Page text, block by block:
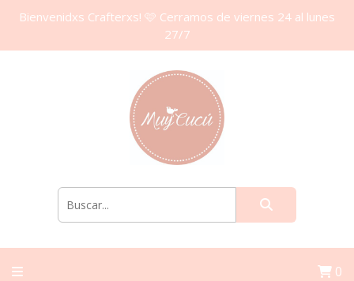
Bienvenidxs Crafterxs! 🩷 Cerramos de viernes 24 al lunes
27/7
0